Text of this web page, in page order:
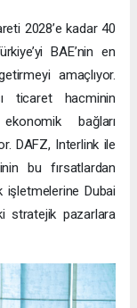
2028’e kadar 40
BAE’nin en
amaçlıyor.
ticaret hacminin
bağları
DAFZ, Interlink ile
bu fırsatlardan
işletmelerine Dubai
stratejik pazarlara